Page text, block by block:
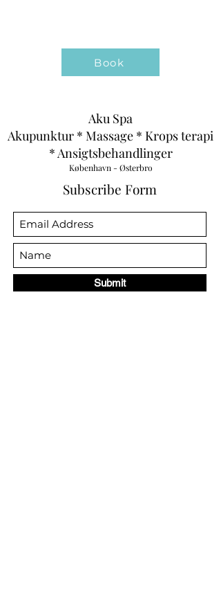
Book
Aku Spa
Akupunktur * Massage * Krops terapi
* Ansigtsbehandlinger
København - Østerbro
Subscribe Form
Submit